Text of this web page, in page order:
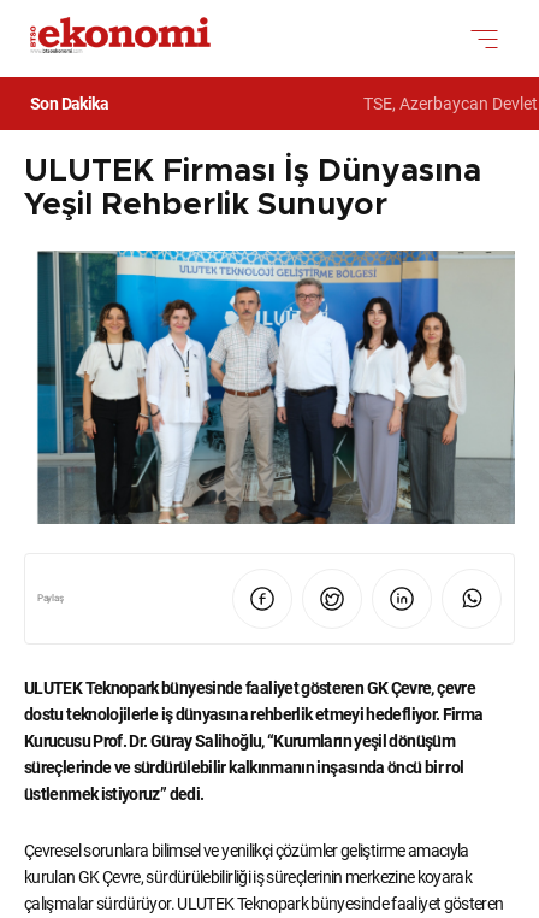
Son Dakika TSE, Azerbaycan
ULUTEK Firması İş Dünyasına
Yeşil Rehberlik Sunuyor
Paylaş
ULUTEK Teknopark bünyesinde faaliyet gösteren GK Çevre, çevre
dostu teknolojilerle iş dünyasına rehberlik etmeyi hedefliyor. Firma
Kurucusu Prof. Dr. Güray Salihoğlu, “Kurumların yeşil dönüşüm
süreçlerinde ve sürdürülebilir kalkınmanın inşasında öncü bir rol
üstlenmek istiyoruz” dedi.
Çevresel sorunlara bilimsel ve yenilikçi çözümler geliştirme amacıyla
kurulan GK Çevre, sürdürülebilirliği iş süreçlerinin merkezine koyarak
çalışmalar sürdürüyor. ULUTEK Teknopark bünyesinde faaliyet gösteren